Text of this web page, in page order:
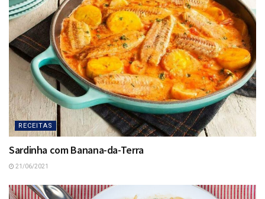
RECEITAS
Sardinha com Banana-da-Terra
21/06/2021